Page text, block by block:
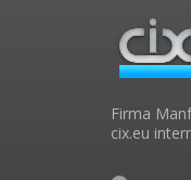
Firma
cix.eu